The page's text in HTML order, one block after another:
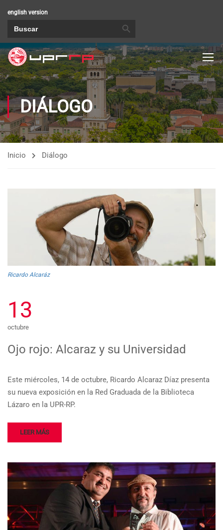
english version
DIÁLOGO
Inicio Diálogo
Ricardo Alcaráz
13
octubre
Ojo rojo: Alcaraz y su Universidad
Este miércoles, 14 de octubre, Ricardo Alcaraz Díaz presenta
su nueva exposición en la Red Graduada de la Biblioteca
Lázaro en la UPR-RP.
LEER MÁS